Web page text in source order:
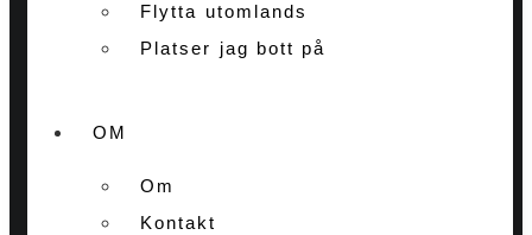
Flytta utomlands
Platser jag bott på
OM
Om
Kontakt